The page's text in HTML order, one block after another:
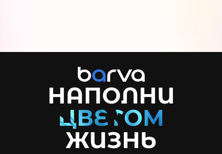
НАПОЛНИ
ЖИЗНЬ